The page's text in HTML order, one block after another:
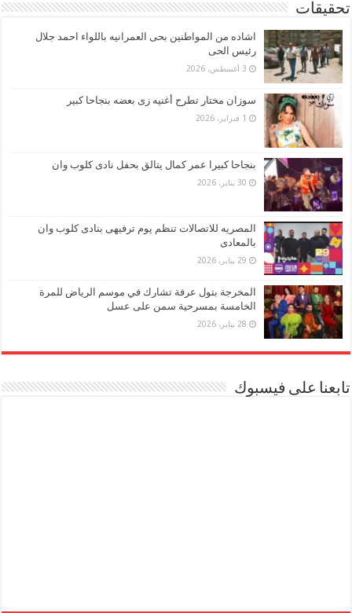
تحقيقات
اشاده من المواطنين بحى العمرانيه باللواء احمد جلال
رئيس الحى
3 أغسطس، 2026
سوزان مختار تطرح أغنيه زى بعضه بنجاحا كبير
1 فبراير، 2026
بنجاحا كبيرا عمر كمال يتالق بحفل نادى كلوب وان
30 يناير، 2026
المصريه للاتصالات تنظم يوم ترفيهى بنادى كلوب وان
بالمعادى
29 يناير، 2026
المخرجة بتول عرفة تشارك في موسم الرياض للمرة
الخامسة بمسرحية سمن على عسل
28 يناير، 2026
تابعنا على فيسبوك